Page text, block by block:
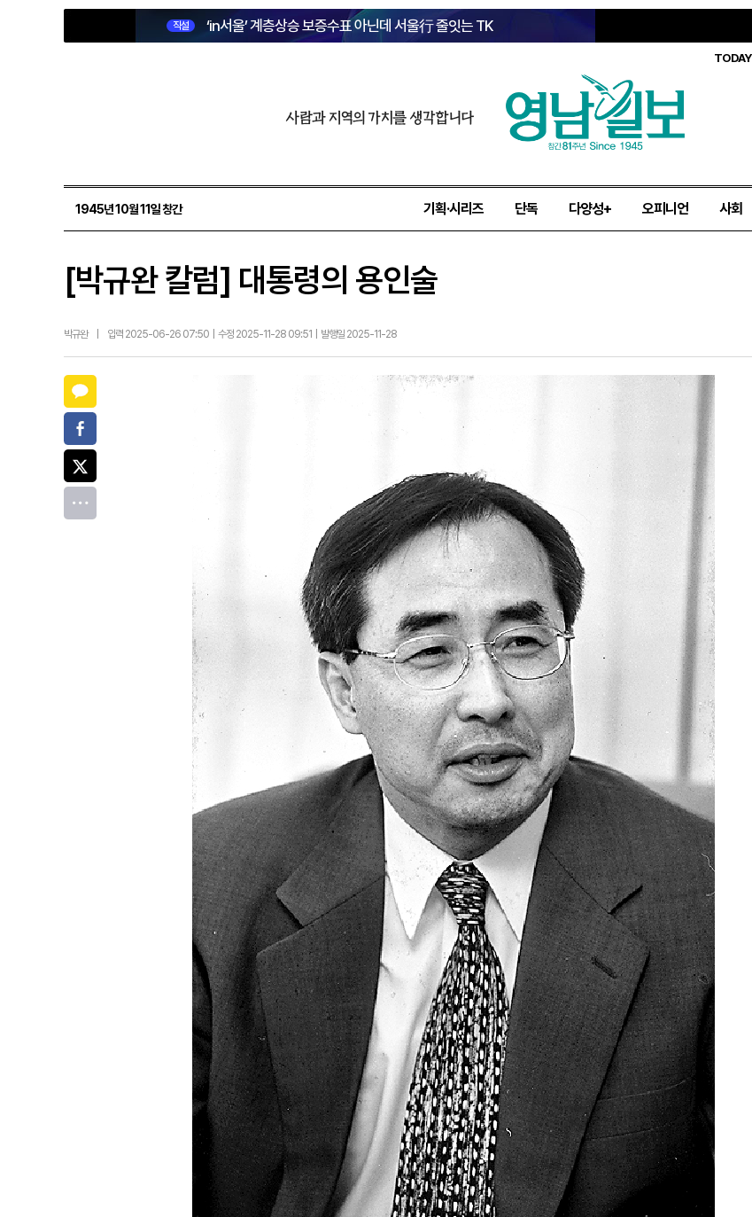
직설 ‘in서울’ 계층상승 보증수표 아닌데 서울行 줄잇는 TK
TODAY
사람과 지역의 가치를 생각합니다
1945년 10월 11일 창간 기획·시리즈 단독 다양성+ 오피니언 사회
[박규완 칼럼] 대통령의 용인술
박규완 입력 2025-06-26 07:50 | 수정 2025-11-28 09:51 | 발행일 2025-11-28